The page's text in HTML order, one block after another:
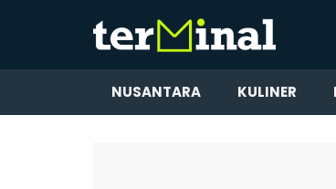
NUSANTARA KULINER